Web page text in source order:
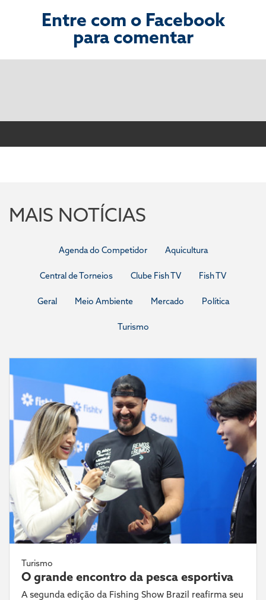
Entre com o Facebook
para comentar
MAIS NOTÍCIAS
Agenda do Competidor Aquicultura
Central de Torneios Clube Fish TV Fish TV
Geral Meio Ambiente Mercado Política
Turismo
Turismo
O grande encontro da pesca esportiva
A segunda edição da Fishing Show Brazil reafirma seu